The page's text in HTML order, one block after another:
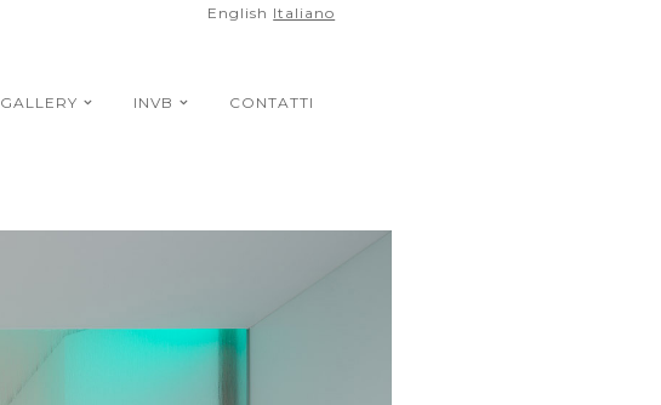
GALLERY INVB CONTATTI
English Italiano